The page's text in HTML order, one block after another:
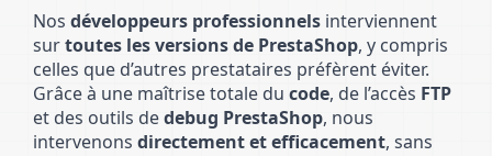
Nos développeurs professionnels interviennent
surtoutes les versions de PrestaShop, y compris
celles que d’autres prestataires préfèrent éviter.
Grâce à une maîtrise totale du code, de l’accès FTP
et des outils dedebug PrestaShop, nous
intervenons directement et efficacement, sans